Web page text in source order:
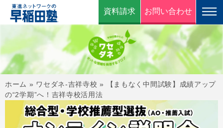
資料請求 お問い合わせ
ホーム » ワセダネ-吉祥寺校 »
【まもなく中間試験】成績アップ
の“2学期”へ！吉祥寺校活用法